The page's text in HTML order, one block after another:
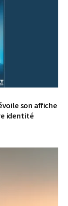
son affiche
identité